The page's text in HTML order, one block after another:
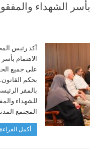
بأسر الشهداء
والمفقودين
أكد رئيس
الاهتمام
على جميع
بالمقر
‏للشهداء
المجتمع
أكمل